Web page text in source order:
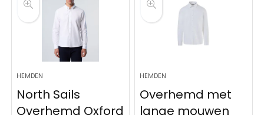
HEMDEN
North Sails
Overhemd Oxford
HEMDEN
Overhemd met
lange mouwen